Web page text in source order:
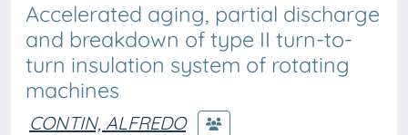
Accelerated aging, partial discharge
and breakdown of type II turn-to-
turn insulation system of rotating
machines
CONTIN, ALFREDO